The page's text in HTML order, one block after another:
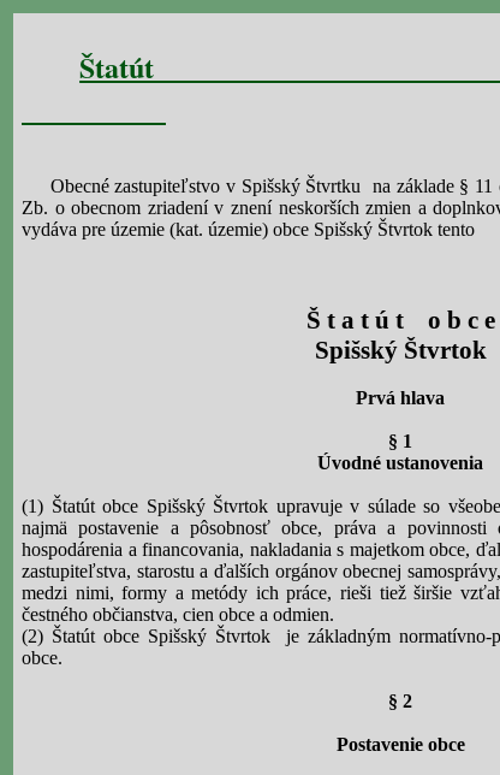
Obecné zastupiteľstvo v Spišský Štvrtku
na základe §
Zb. o obecnom zriadení v znení neskorších zmien a
vydáva pre územie (kat. územie) obce Spišský Štvrtok tento
Š t a t ú t
o b c e
Spišský Štvrtok
Prvá hlava
§ 1
Úvodné ustanovenia
(1) Štatút obce Spišský Štvrtok upravuje v súlade so
najmä postavenie a pôsobnosť obce, práva a povinnosti
hospodárenia a financovania, nakladania s majetkom obce,
zastupiteľstva, starostu a ďalších orgánov obecnej
medzi nimi, formy a metódy ich práce, rieši tiež širšie
čestného občianstva, cien obce a odmien.
(2) Štatút obce Spišský Štvrtok
je základným normatívno-
obce.
§ 2
Postavenie obce